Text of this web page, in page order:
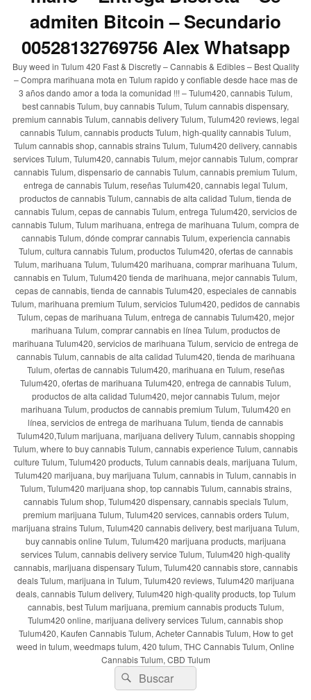
admiten Bitcoin – Secundario
00528132769756 Alex Whatsapp
Buy weed in Tulum 420 Fast & Discretly – Cannabis & Edibles – Best Quality
– Compra marihuana mota en Tulum rapido y confiable desde hace mas de
3 años dando amor a toda la comunidad !!! – Tulum420, cannabis Tulum,
best cannabis Tulum, buy cannabis Tulum, Tulum cannabis dispensary,
premium cannabis Tulum, cannabis delivery Tulum, Tulum420 reviews, legal
cannabis Tulum, cannabis products Tulum, high-quality cannabis Tulum,
Tulum cannabis shop, cannabis strains Tulum, Tulum420 delivery, cannabis
services Tulum, Tulum420, cannabis Tulum, mejor cannabis Tulum, comprar
cannabis Tulum, dispensario de cannabis Tulum, cannabis premium Tulum,
entrega de cannabis Tulum, reseñas Tulum420, cannabis legal Tulum,
productos de cannabis Tulum, cannabis de alta calidad Tulum, tienda de
cannabis Tulum, cepas de cannabis Tulum, entrega Tulum420, servicios de
cannabis Tulum, Tulum marihuana, entrega de marihuana Tulum, compra de
cannabis Tulum, dónde comprar cannabis Tulum, experiencia cannabis
Tulum, cultura cannabis Tulum, productos Tulum420, ofertas de cannabis
Tulum, marihuana Tulum, Tulum420 marihuana, comprar marihuana Tulum,
cannabis en Tulum, Tulum420 tienda de marihuana, mejor cannabis Tulum,
cepas de cannabis, tienda de cannabis Tulum420, especiales de cannabis
Tulum, marihuana premium Tulum, servicios Tulum420, pedidos de cannabis
Tulum, cepas de marihuana Tulum, entrega de cannabis Tulum420, mejor
marihuana Tulum, comprar cannabis en línea Tulum, productos de
marihuana Tulum420, servicios de marihuana Tulum, servicio de entrega de
cannabis Tulum, cannabis de alta calidad Tulum420, tienda de marihuana
Tulum, ofertas de cannabis Tulum420, marihuana en Tulum, reseñas
Tulum420, ofertas de marihuana Tulum420, entrega de cannabis Tulum,
productos de alta calidad Tulum420, mejor cannabis Tulum, mejor
marihuana Tulum, productos de cannabis premium Tulum, Tulum420 en
línea, servicios de entrega de marihuana Tulum, tienda de cannabis
Tulum420,Tulum marijuana, marijuana delivery Tulum, cannabis shopping
Tulum, where to buy cannabis Tulum, cannabis experience Tulum, cannabis
culture Tulum, Tulum420 products, Tulum cannabis deals, marijuana Tulum,
Tulum420 marijuana, buy marijuana Tulum, cannabis in Tulum, cannabis in
Tulum, Tulum420 marijuana shop, top cannabis Tulum, cannabis strains,
cannabis Tulum shop, Tulum420 dispensary, cannabis specials Tulum,
premium marijuana Tulum, Tulum420 services, cannabis orders Tulum,
marijuana strains Tulum, Tulum420 cannabis delivery, best marijuana Tulum,
buy cannabis online Tulum, Tulum420 marijuana products, marijuana
services Tulum, cannabis delivery service Tulum, Tulum420 high-quality
cannabis, marijuana dispensary Tulum, Tulum420 cannabis store, cannabis
deals Tulum, marijuana in Tulum, Tulum420 reviews, Tulum420 marijuana
deals, cannabis Tulum delivery, Tulum420 high-quality products, top Tulum
cannabis, best Tulum marijuana, premium cannabis products Tulum,
Tulum420 online, marijuana delivery services Tulum, cannabis shop
Tulum420, Kaufen Cannabis Tulum, Acheter Cannabis Tulum, How to get
weed in tulum, weedmaps tulum, 420 tulum, THC Cannabis Tulum, Online
Cannabis Tulum, CBD Tulum
Buscar
por:
Buscar